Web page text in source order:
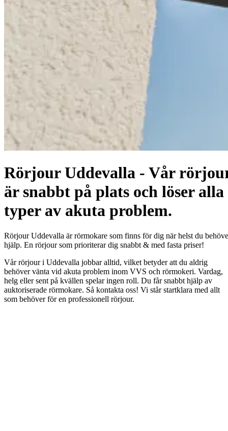
Rörjour Uddevalla - Vår
är snabbt på plats och löser alla
typer av akuta problem.
Rörjour Uddevalla är rörmokare som finns för dig när helst du
hjälp. En rörjour som prioriterar dig snabbt & med fasta priser!
Vår rörjour i Uddevalla jobbar alltid, vilket betyder att du aldrig
behöver vänta vid akuta problem inom VVS och rörmokeri. Vardag,
helg eller sent på kvällen spelar ingen roll. Du får snabbt hjälp av
auktoriserade rörmokare. Så kontakta oss! Vi står startklara med allt
som behöver för en professionell rörjour.